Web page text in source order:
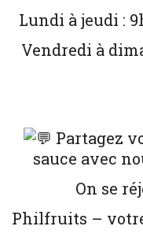
Lundi à jeudi :
Vendredi à
Partagez
sauce avec
On se
Philfruits –